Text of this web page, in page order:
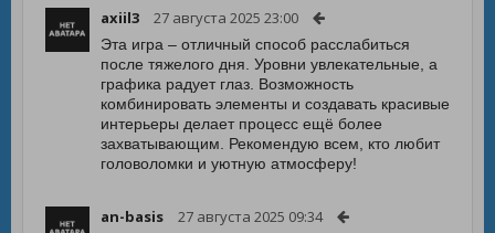
axiil3 27 августа 2025 23:00
Эта игра – отличный способ расслабиться
после тяжелого дня. Уровни увлекательные, а
графика радует глаз. Возможность
комбинировать элементы и создавать красивые
интерьеры делает процесс ещё более
захватывающим. Рекомендую всем, кто любит
головоломки и уютную атмосферу!
an-basis 27 августа 2025 09:34